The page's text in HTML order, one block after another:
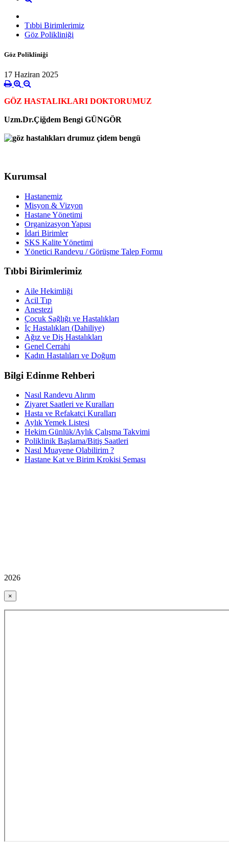
Tıbbi Birimlerimiz
Göz Polikliniği
Göz Polikliniği
17 Haziran 2025
GÖZ HASTALIKLARI DOKTORUMUZ
Uzm.Dr.Çiğdem Bengi GÜNGÖR
Kurumsal
Hastanemiz
Misyon & Vizyon
Hastane Yönetimi
Organizasyon Yapısı
İdari Birimler
SKS Kalite Yönetimi
Yönetici Randevu / Görüşme Talep Formu
Tıbbi Birimlerimiz
Aile Hekimliği
Acil Tıp
Anestezi
Çocuk Sağlığı ve Hastalıkları
İç Hastalıkları (Dahiliye)
Ağız ve Diş Hastalıkları
Genel Cerrahi
Kadın Hastalıları ve Doğum
Bilgi Edinme Rehberi
Nasıl Randevu Alırım
Ziyaret Saatleri ve Kuralları
Hasta ve Refakatçi Kuralları
Aylık Yemek Listesi
Hekim Günlük/Aylık Çalışma Takvimi
Poliklinik Başlama/Bitiş Saatleri
Nasıl Muayene Olabilirim ?
Hastane Kat ve Birim Krokisi Şeması
2026
×